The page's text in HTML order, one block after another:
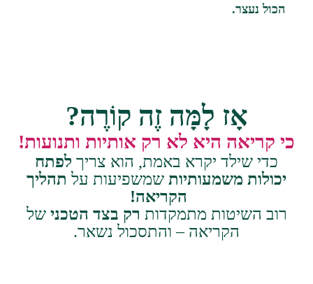
הכול נעצר.
אָז לָמָּה זֶה קוֹרֶה?
כי קריאה היא לא רק אותיות ותנועות!
כדי שילד יקרא באמת, הוא צריך לפתח
יכולות משמעותיות שמשפיעות על תהליך
הקריאה!
רוב השיטות מתמקדות רק בצד הטכני של
הקריאה – והתסכול נשאר.